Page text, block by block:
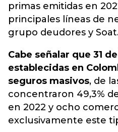
primas emitidas en
principales líneas de
grupo deudores y
Cabe señalar que 31
establecidas en
seguros masivos, de
concentraron 49,3%
en 2022 y ocho
exclusivamente este